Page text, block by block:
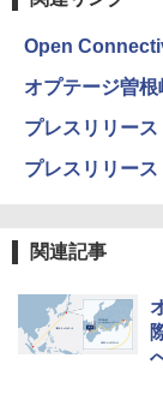
Open
オプテージ曽
プレスリリース
プレスリリース
関連記事